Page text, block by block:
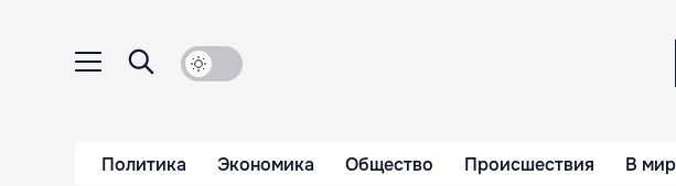
Политика Экономика Общество Происшествия В